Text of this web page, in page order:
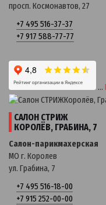
просп. Космонавтов, 27
+7 495 516-37-37
+7 917 588-77-77
…
САЛОН СТРИЖ
КОРОЛЁВ, ГРАБИНА, 7
Салон-парикмахерская
МО г. Королев
ул. Грабина, 7
+7 495 516-18-00
+7 915 252-00-00